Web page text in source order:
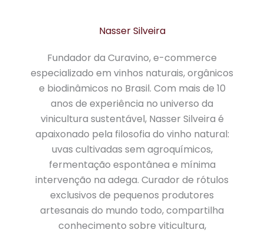
Nasser Silveira
Fundador da Curavino, e-commerce
especializado em vinhos naturais, orgânicos
e biodinâmicos no Brasil. Com mais de 10
anos de experiência no universo da
vinicultura sustentável, Nasser Silveira é
apaixonado pela filosofia do vinho natural:
uvas cultivadas sem agroquímicos,
fermentação espontânea e mínima
intervenção na adega. Curador de rótulos
exclusivos de pequenos produtores
artesanais do mundo todo, compartilha
conhecimento sobre viticultura,